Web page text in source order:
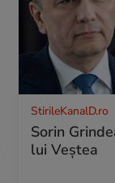
StirileKanalD.ro
Sorin
lui Veștea